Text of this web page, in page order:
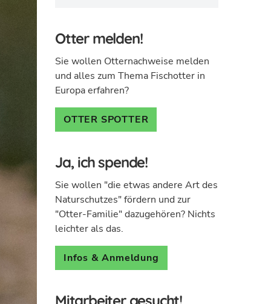
Otter melden!
Sie wollen Otternachweise melden
und alles zum Thema Fischotter in
Europa erfahren?
OTTER SPOTTER
Ja, ich spende!
Sie wollen "die etwas andere Art des
Naturschutzes" fördern und zur
"Otter-Familie" dazugehören? Nichts
leichter als das.
Infos & Anmeldung
Mitarbeiter gesucht!